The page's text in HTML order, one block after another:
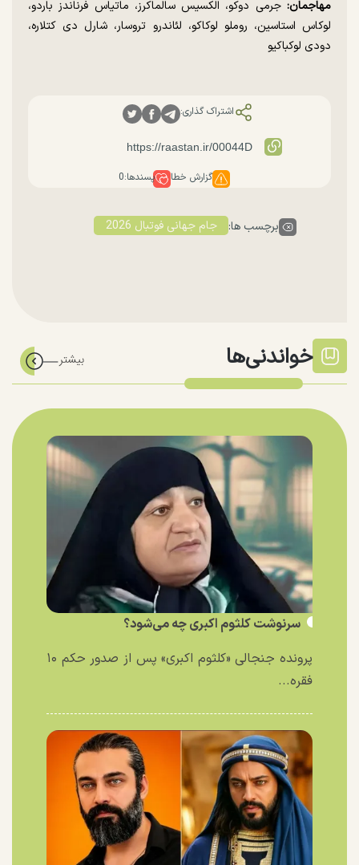
مهاجمان: جرمی دوکو، الکسیس سالماکرز، ماتیاس فرناندز باردو،
لوکاس استاسین، روملو لوکاکو، لئاندرو تروسار، شارل دی کتلاره،
دودی لوکباکیو
اشتراک گذاری:
گزارش خطا پسندها:0
برچسب ها: جام جهانی فوتبال 2026
خواندنی‌ها
سرنوشت کلثوم اکبری چه می‌شود؟
پرونده جنجالی «کلثوم اکبری» پس از صدور حکم ۱۰
فقره...